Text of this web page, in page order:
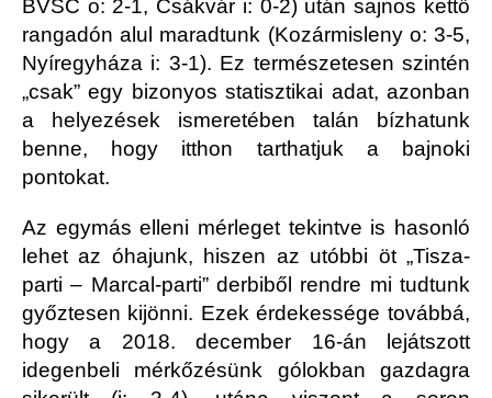
BVSC o: 2-1, Csákvár i: 0-2) után sajnos kettő
rangadón alul maradtunk (Kozármisleny o: 3-5,
Nyíregyháza i: 3-1). Ez természetesen szintén
„csak” egy bizonyos statisztikai adat, azonban
a helyezések ismeretében talán bízhatunk
benne, hogy itthon tarthatjuk a bajnoki
pontokat.
Az egymás elleni mérleget tekintve is hasonló
lehet az óhajunk, hiszen az utóbbi öt „Tisza-
parti – Marcal-parti” derbiből rendre mi tudtunk
győztesen kijönni. Ezek érdekessége továbbá,
hogy a 2018. december 16-án lejátszott
idegenbeli mérkőzésünk gólokban gazdagra